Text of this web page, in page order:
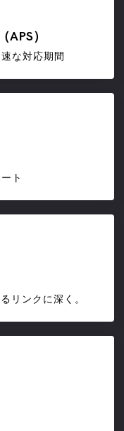
）
な対応期間
ト
リンクに深く。